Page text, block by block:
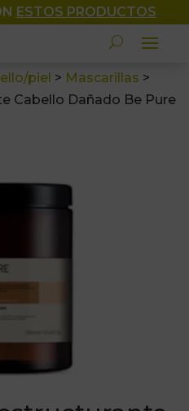
ESTOS PRODUCTOS
piel > Mascarillas >
Cabello Dañado Be Pure